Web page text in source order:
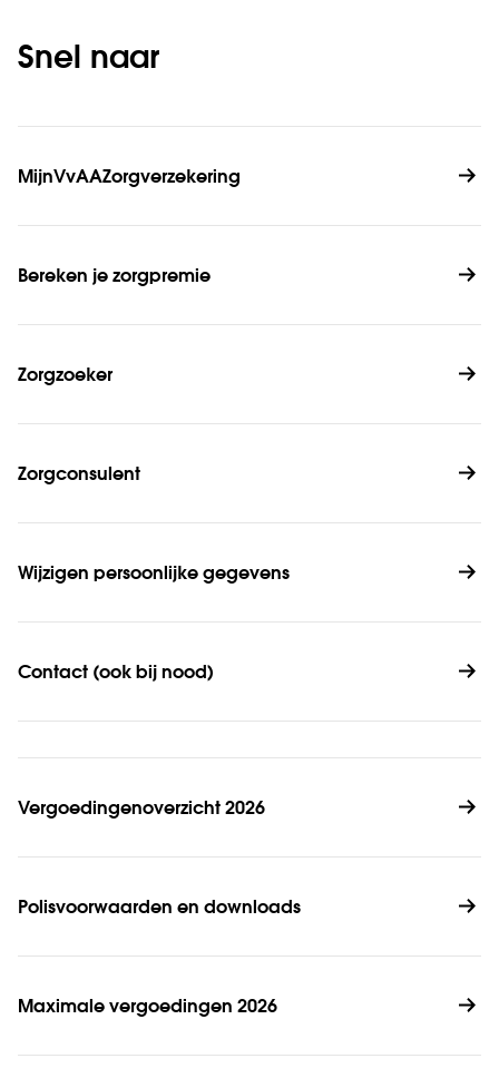
Snel naar
MijnVvAAZorgverzekering
Bereken je zorgpremie
Zorgzoeker
Zorgconsulent
Wijzigen persoonlijke gegevens
Contact (ook bij nood)
Vergoedingenoverzicht 2026
Polisvoorwaarden en downloads
Maximale vergoedingen 2026